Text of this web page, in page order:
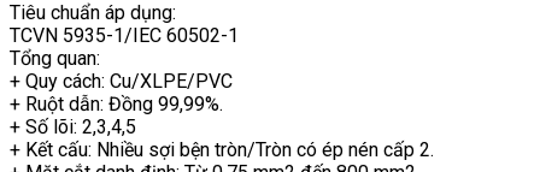
Tiêu chuẩn áp dụng:
TCVN 5935-1/IEC 60502-1
Tổng quan:
+ Quy cách: Cu/XLPE/PVC
+ Ruột dẫn: Đồng 99,99%.
+ Số lõi: 2,3,4,5
+ Kết cấu: Nhiều sợi bện tròn/Tròn có ép nén cấp 2.